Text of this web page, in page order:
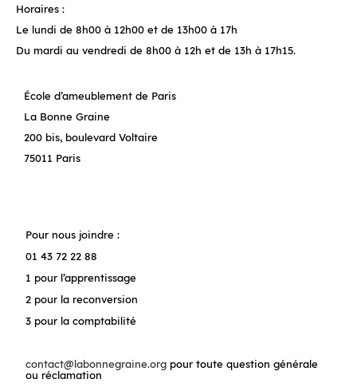
Horaires :
Le lundi de 8h00 à 12h00 et de 13h00 à 17h
Du mardi au vendredi de 8h00 à 12h et de 13h à 17h15.
École d’ameublement de Paris
La Bonne Graine
200 bis, boulevard Voltaire
75011 Paris
Pour nous joindre :
01 43 72 22 88
1 pour l’apprentissage
2 pour la reconversion
3 pour la comptabilité
contact@labonnegraine.org pour toute question générale
ou réclamation